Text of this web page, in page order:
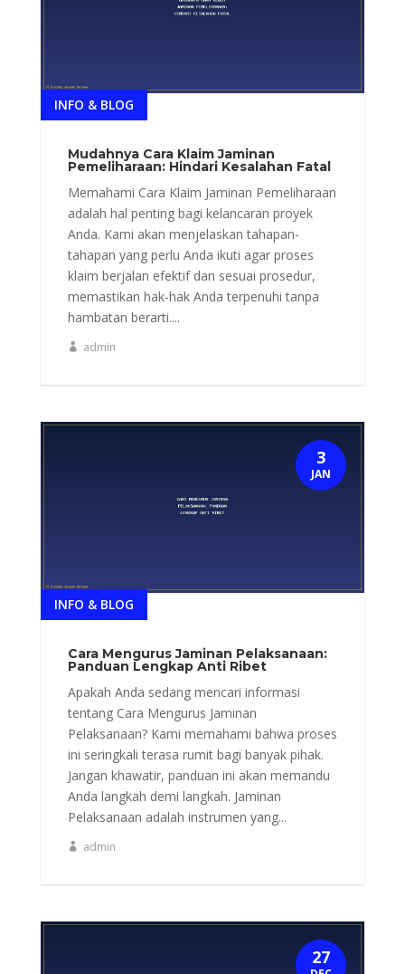
Mudahnya Cara Klaim Jaminan
Pemeliharaan: Hindari Kesalahan Fatal
INFO & BLOG
Memahami Cara Klaim Jaminan Pemeliharaan
adalah hal penting bagi kelancaran proyek
Anda. Kami akan menjelaskan tahapan-
tahapan yang perlu Anda ikuti agar proses
klaim berjalan efektif dan sesuai prosedur,
memastikan hak-hak Anda terpenuhi tanpa
hambatan berarti....
admin
Cara Mengurus Jaminan Pelaksanaan:
Panduan Lengkap Anti Ribet
INFO & BLOG
Apakah Anda sedang mencari informasi
tentang Cara Mengurus Jaminan
Pelaksanaan? Kami memahami bahwa proses
ini seringkali terasa rumit bagi banyak pihak.
Jangan khawatir, panduan ini akan memandu
Anda langkah demi langkah. Jaminan
Pelaksanaan adalah instrumen yang...
admin
3
JAN
27